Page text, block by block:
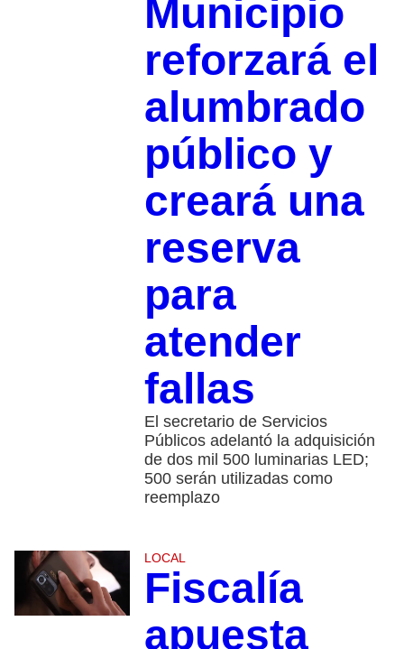
Municipio
reforzará el
alumbrado
público y
creará una
reserva
para
atender
fallas
El secretario de Servicios
Públicos adelantó la adquisición
de dos mil 500 luminarias LED;
500 serán utilizadas como
reemplazo
LOCAL
Fiscalía
apuesta